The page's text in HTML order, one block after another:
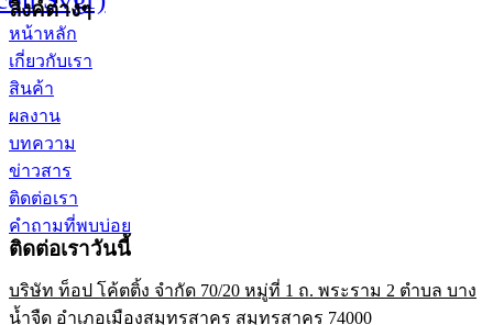
ลิ้งค์ต่างๆ
หน้าหลัก
เกี่ยวกับเรา
สินค้า
ผลงาน
บทความ
ข่าวสาร
ติดต่อเรา
คำถามที่พบบ่อย
ติดต่อเราวันนี้
บริษัท ท็อป โค้ตติ้ง จำกัด 70/20 หมู่ที่ 1 ถ. พระราม 2 ตำบล บาง
น้ำจืด อำเภอเมืองสมุทรสาคร สมุทรสาคร 74000